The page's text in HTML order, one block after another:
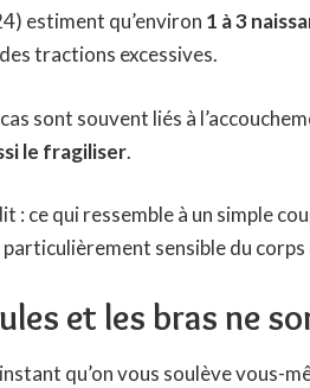
estiment qu’environ 1 à 3
tractions excessives.
sont souvent liés à
le fragiliser.
: ce qui ressemble à un simple
particulièrement sensible du corps
et les bras ne
qu’on vous soulève vous-